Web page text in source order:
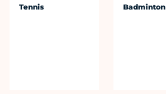
Tennis Badminton